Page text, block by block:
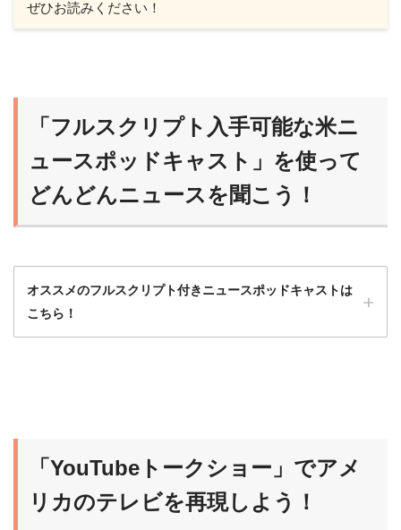
ぜひお読みください！
「フルスクリプト入手可能な米ニ
ュースポッドキャスト」を使って
どんどんニュースを聞こう！
オススメのフルスクリプト付きニュースポッドキャストは
こちら！
らいおん
慣れれば、だんだんスクリプトなしで聞ける
ようになるよ！
「YouTubeトークショー」でアメ
リカのテレビを再現しよう！